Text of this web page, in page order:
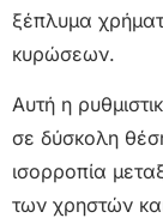
ξέπλυμα
κυρώσεων.
Αυτή η
σε δύσκολη
ισορροπία
των χρηστών